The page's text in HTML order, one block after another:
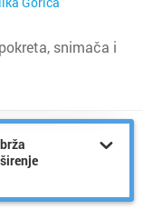
snimača i